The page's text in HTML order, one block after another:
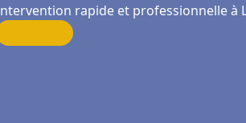
rapide et professionnelle à